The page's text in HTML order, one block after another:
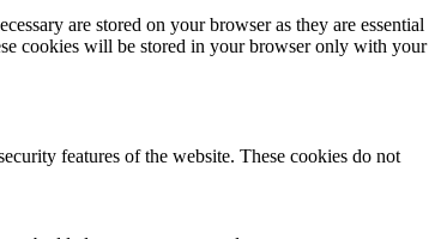
are stored on your browser as they are essential
cookies will be stored in your browser only with your
features of the website. These cookies do not